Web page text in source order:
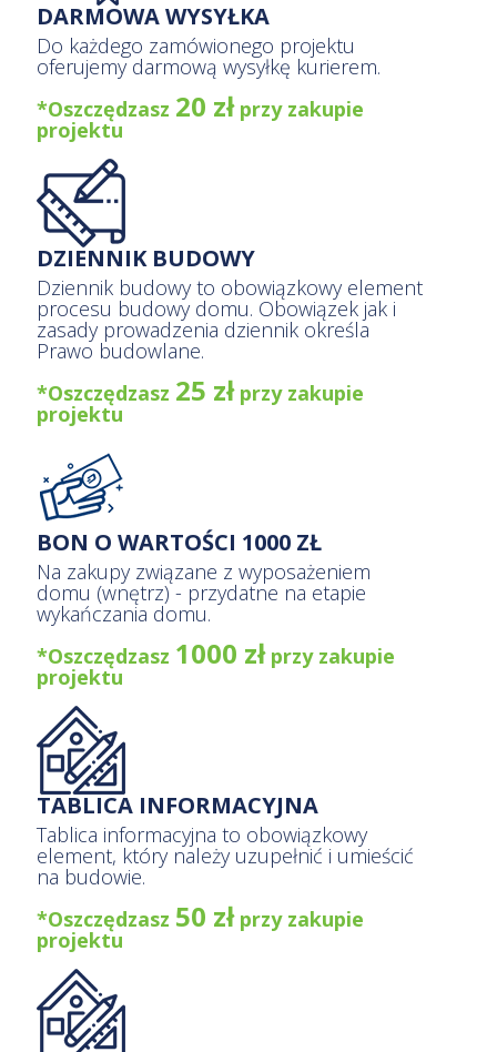
DARMOWA WYSYŁKA
Do każdego zamówionego projektu
oferujemy darmową wysyłkę kurierem.
*Oszczędzasz 20 złprzy zakupie
projektu
DZIENNIK BUDOWY
Dziennik budowy to obowiązkowy element
procesu budowy domu. Obowiązek jak i
zasady prowadzenia dziennik określa
Prawo budowlane.
*Oszczędzasz 25 złprzy zakupie
projektu
BON O WARTOŚCI 1000 ZŁ
Na zakupy związane z wyposażeniem
domu (wnętrz) - przydatne na etapie
wykańczania domu.
*Oszczędzasz 1000 złprzy zakupie
projektu
TABLICA INFORMACYJNA
Tablica informacyjna to obowiązkowy
element, który należy uzupełnić i umieścić
na budowie.
*Oszczędzasz 50 złprzy zakupie
projektu